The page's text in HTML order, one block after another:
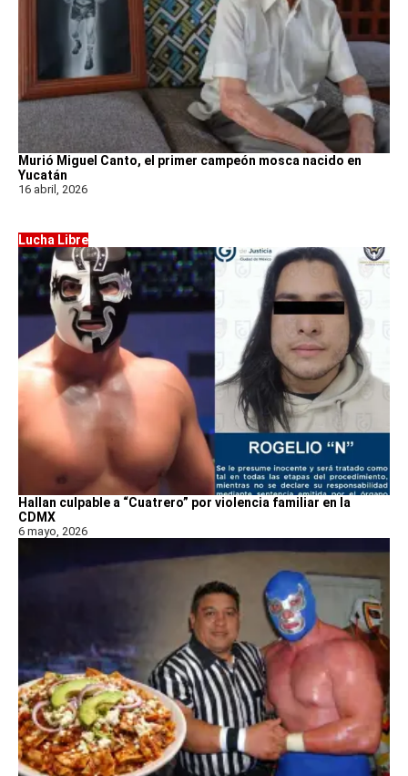
Murió Miguel Canto, el primer campeón mosca nacido en
Yucatán
16 abril, 2026
Lucha Libre
Hallan culpable a “Cuatrero” por violencia familiar en la
CDMX
6 mayo, 2026